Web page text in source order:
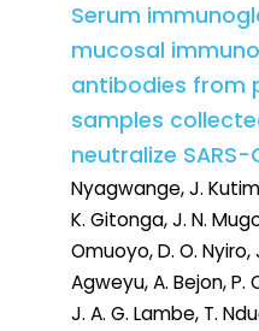
Serum
mucosal
antibodies from
samples
neutralize
Nyagwange, J.
K. Gitonga, J. N.
Omuoyo, D. O. Nyiro,
Agweyu, A. Bejon, P.
J. A. G. Lambe, T.